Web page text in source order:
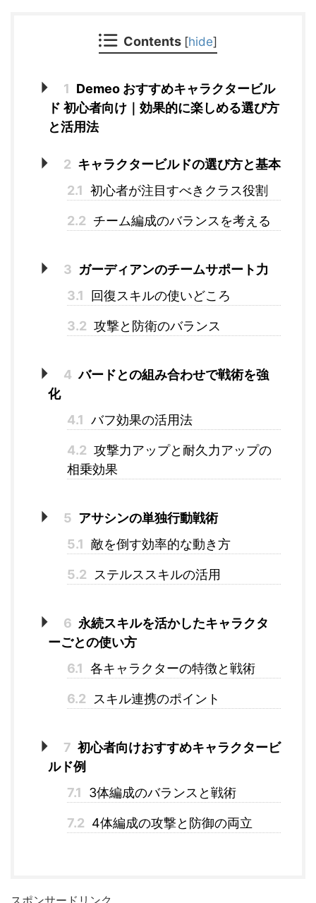
Contents [hide]
1 Demeo おすすめキャラクタービル
ド 初心者向け｜効果的に楽しめる選び方
と活用法
2 キャラクタービルドの選び方と基本
2.1 初心者が注目すべきクラス役割
2.2 チーム編成のバランスを考える
3 ガーディアンのチームサポート力
3.1
回復スキルの使いどころ
3.2 攻撃と防衛のバランス
4 バードとの組み合わせで戦術を強
化
4.1 バフ効果の活用法
4.2 攻撃力アップと耐久力アップの
相乗効果
5 アサシンの単独行動戦術
5.1 敵を倒す効率的な動き方
5.2 ステルススキルの活用
6 永続スキルを活かしたキャラクタ
ーごとの使い方
6.1 各キャラクターの特徴と戦術
6.2 スキル連携のポイント
7 初心者向けおすすめキャラクタービ
ルド例
7.1
3体編成のバランスと戦術
7.2 4体編成の攻撃と防御の両立
スポンサードリンク